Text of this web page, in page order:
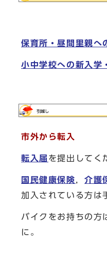
保育所・昼間里親へ
小中学校への新入学
市外から転入
転入届 を提出してく
国民健康保険 ，介護
加入されている方は
バイクをお持ちの方
に。